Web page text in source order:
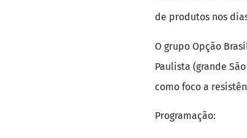
de produtos nos
O grupo Opção
Paulista (grande
como foco a
Programação: